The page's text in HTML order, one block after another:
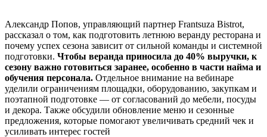
Александр Попов, управляющий партнер Frantsuza Bistrot,
рассказал о том, как подготовить летнюю веранду ресторана и
почему успех сезона зависит от сильной команды и системной
подготовки. Чтобы веранда приносила до 40% выручки, к
сезону важно готовиться заранее, особенно в части найма и
обучения персонала. Отдельное внимание на вебинаре
уделили ограничениям площадки, оборудованию, закупкам и
поэтапной подготовке — от согласований до мебели, посуды
и декора. Также обсудили обновление меню и сезонные
предложения, которые помогают увеличивать средний чек и
усиливать интерес гостей